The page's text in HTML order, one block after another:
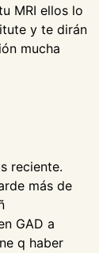
MRI ellos lo
y te dirán
mucha
reciente.
más de
GAD a
q haber